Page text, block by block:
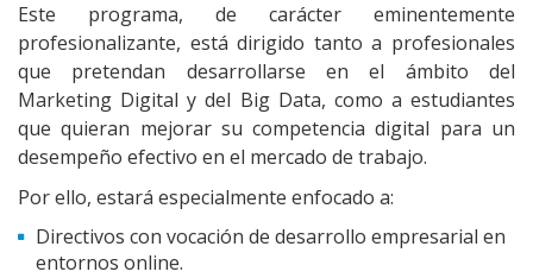
Este programa, de carácter eminentemente
profesionalizante, está dirigido tanto a profesionales
que pretendan desarrollarse en el ámbito del
Marketing Digital y del Big Data, como a estudiantes
que quieran mejorar su competencia digital para un
desempeño efectivo en el mercado de trabajo.
Por ello, estará especialmente enfocado a:
Directivos con vocación de desarrollo empresarial en
entornos online.